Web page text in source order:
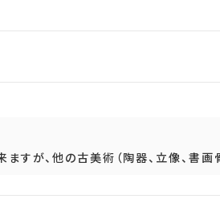
すが、他の古美術（陶器、立像、書画